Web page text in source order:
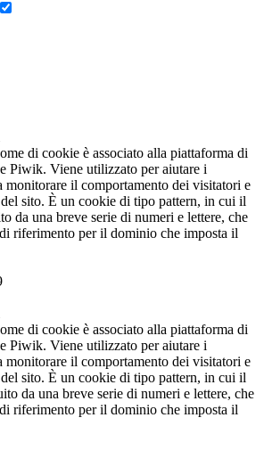
di cookie è associato alla piattaforma di
Piwik. Viene utilizzato per aiutare i
monitorare il comportamento dei visitatori e
sito. È un cookie di tipo pattern, in cui il
da una breve serie di numeri e lettere, che
riferimento per il dominio che imposta il
di cookie è associato alla piattaforma di
Piwik. Viene utilizzato per aiutare i
monitorare il comportamento dei visitatori e
sito. È un cookie di tipo pattern, in cui il
da una breve serie di numeri e lettere, che
riferimento per il dominio che imposta il